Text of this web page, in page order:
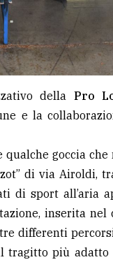
della Pro
e la
goccia che
di via Airoldi,
di sport all’aria
inserita nel
differenti
tragitto più